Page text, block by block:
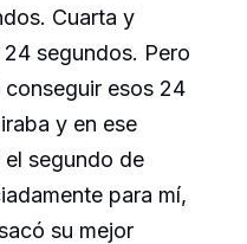
Cuarta y
segundos. Pero
esos 24
y en ese
segundo de
para mí,
su mejor